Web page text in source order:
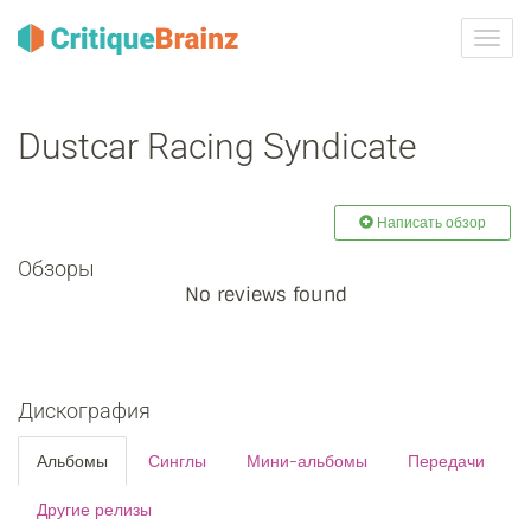
Dustcar Racing Syndicate
Написать обзор
Обзоры
No reviews found
Дискография
Альбомы Синглы Мини-альбомы Передачи
Другие релизы